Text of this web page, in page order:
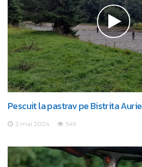
Pescuit la pastrav pe Bistrita Aurie
2 mai 2024 549